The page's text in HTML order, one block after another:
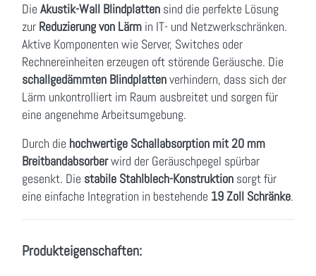
Die Akustik-Wall Blindplatten sind die perfekte Lösung
zur Reduzierung von Lärm in IT- und Netzwerkschränken.
Aktive Komponenten wie Server, Switches oder
Rechnereinheiten erzeugen oft störende Geräusche. Die
schallgedämmten Blindplattenverhindern, dass sich der
Lärm unkontrolliert im Raum ausbreitet und sorgen für
eine angenehme Arbeitsumgebung.
Durch die hochwertige Schallabsorption mit 20 mm
Breitbandabsorberwird der Geräuschpegel spürbar
gesenkt. Die stabile Stahlblech-Konstruktion sorgt für
eine einfache Integration in bestehende 19 Zoll Schränke.
Produkteigenschaften: